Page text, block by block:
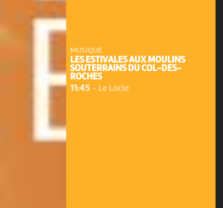
MUSIQUE
LES ESTIVALES AUX MOULINS
SOUTERRAINS DU COL-DES-
ROCHES
11:45 - Le Locle